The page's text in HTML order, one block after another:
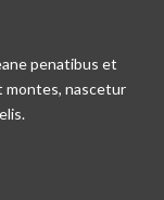
penatibus et
montes, nascetur